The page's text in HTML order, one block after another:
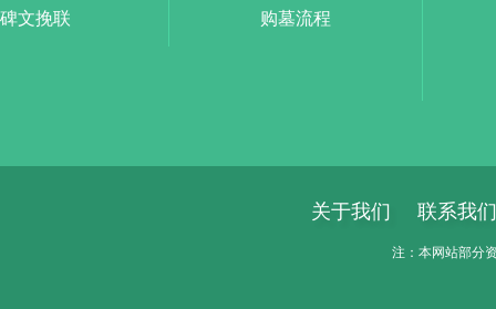
碑文挽联 购墓流程
关于我们 联系我们
注：本网站部分